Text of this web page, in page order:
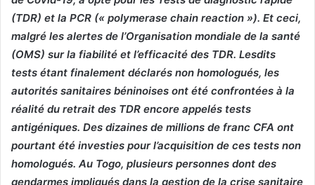
(TDR) et la PCR (« polymerase chain reaction »). Et ceci,
malgré les alertes de l’Organisation mondiale de la santé
(OMS) sur la fiabilité et l’efficacité des TDR. Lesdits
tests étant finalement déclarés non homologués, les
autorités sanitaires béninoises ont été confrontées à la
réalité du retrait des TDR encore appelés tests
antigéniques. Des dizaines de millions de franc CFA ont
pourtant été investies pour l’acquisition de ces tests non
homologués. Au Togo, plusieurs personnes dont des
gendarmes impliqués dans la gestion de la crise sanitaire